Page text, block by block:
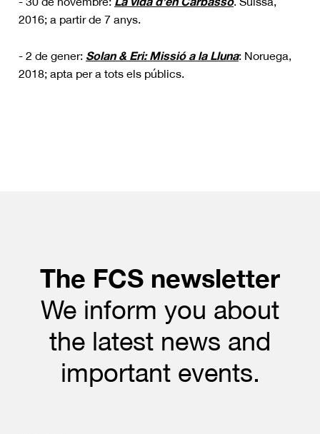
2016; a partir de 7 anys.
- 2 de gener: Solan & Eri: Missió a la Lluna: Noruega,
2018; apta per a tots els públics.
The FCS newsletter
We inform you about
the latest news and
important events.